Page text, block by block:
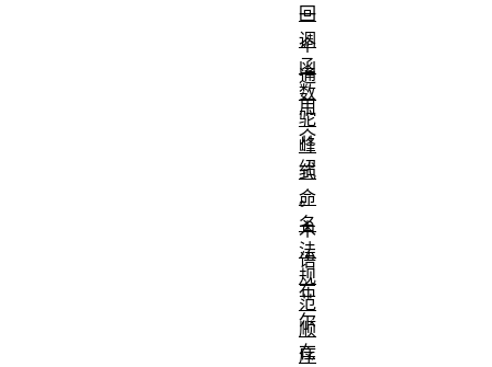
一
个
通
用
介
绍
。
术
语
布
尔
在
回
调
函
数
驼
峰
式
命
名
法
规
范
顺
序